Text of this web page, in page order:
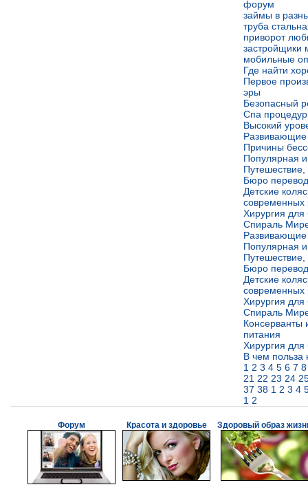
форум
займы в
труба
приворот
застройщики
мобильные
Где найти
Первое
эры
Безопасный
Спа
Высокий
Развивающие
Причины
Популярная
Бюро
Детские
современных
Хирургия
Спираль
Развивающие
Популярная
Бюро
Детские
современных
Хирургия
Спираль
Консерванты
питания
Хирургия
В чем польза
1 2 3 4 5 6 7 8
21 22 23 24
37 38 1 2 3 4
1 2
Форум Красота и здоровье Здоровый образ